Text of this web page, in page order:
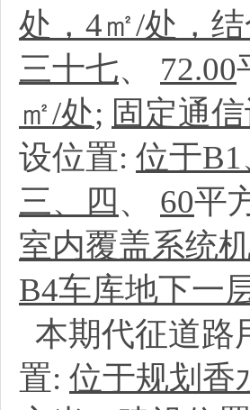
处，4㎡/处，
三十七、 72.00
㎡/处; 固定通
设位置: 位于
三、四 、 60平
室内覆盖系统
B4车库地下一
本期代征道路
置: 位于规划香